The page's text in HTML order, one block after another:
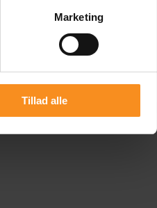
Marketing
Tillad alle
sikkerhed, at
af hans